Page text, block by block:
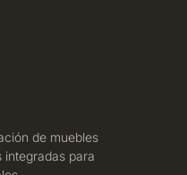
de muebles
integradas para